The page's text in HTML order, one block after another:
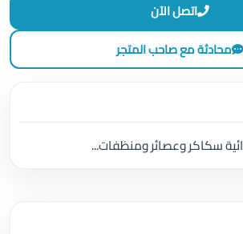
اتصل الآن
محادثة مع صاحب المتجر
سكاكر وعصائر ومنظفات...